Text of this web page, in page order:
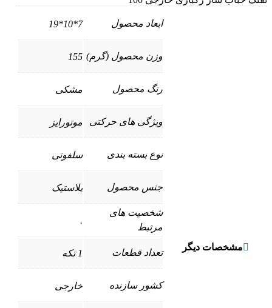
مشخصات دیگر
ابعاد محصول 7*10*19
وزن محصول (گرم) 155
رنگ محصول مشکی
ویژگی های حرکتی موتورایز
نوع بسته بندی سلفونی
جنس محصول پلاستیک
شخصیت های
مرتبط
.
تعداد قطعات 1 تکه
کشور سازنده خارجی